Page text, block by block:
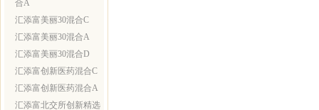
合A
汇添富美丽30混合C
汇添富美丽30混合A
汇添富美丽30混合D
汇添富创新医药混合C
汇添富创新医药混合A
汇添富北交所创新精选